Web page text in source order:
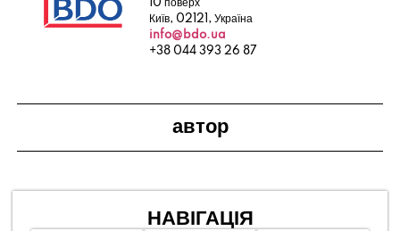
10 поверх
Київ, 02121, Україна
info@bdo.ua
+38 044 393 26 87
автор
НАВІГАЦІЯ